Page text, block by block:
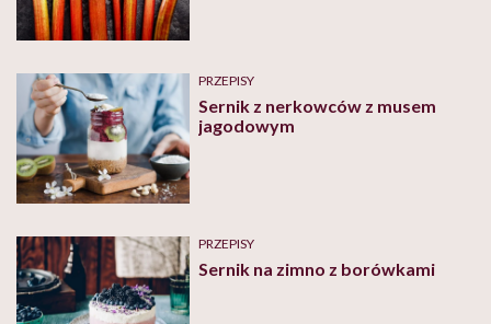
PRZEPISY
Sernik z nerkowców z musem
jagodowym
PRZEPISY
Sernik na zimno z borówkami